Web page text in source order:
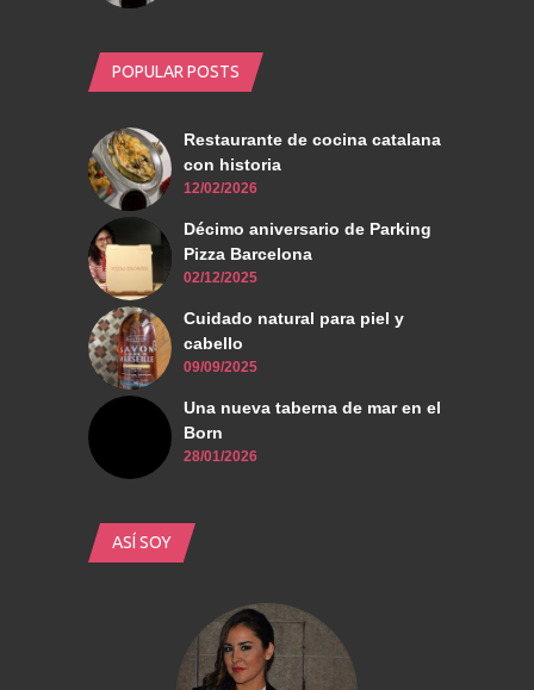
POPULAR POSTS
Restaurante de cocina catalana
con historia
12/02/2026
Décimo aniversario de Parking
Pizza Barcelona
02/12/2025
Cuidado natural para piel y
cabello
09/09/2025
Una nueva taberna de mar en el
Born
28/01/2026
ASÍ SOY